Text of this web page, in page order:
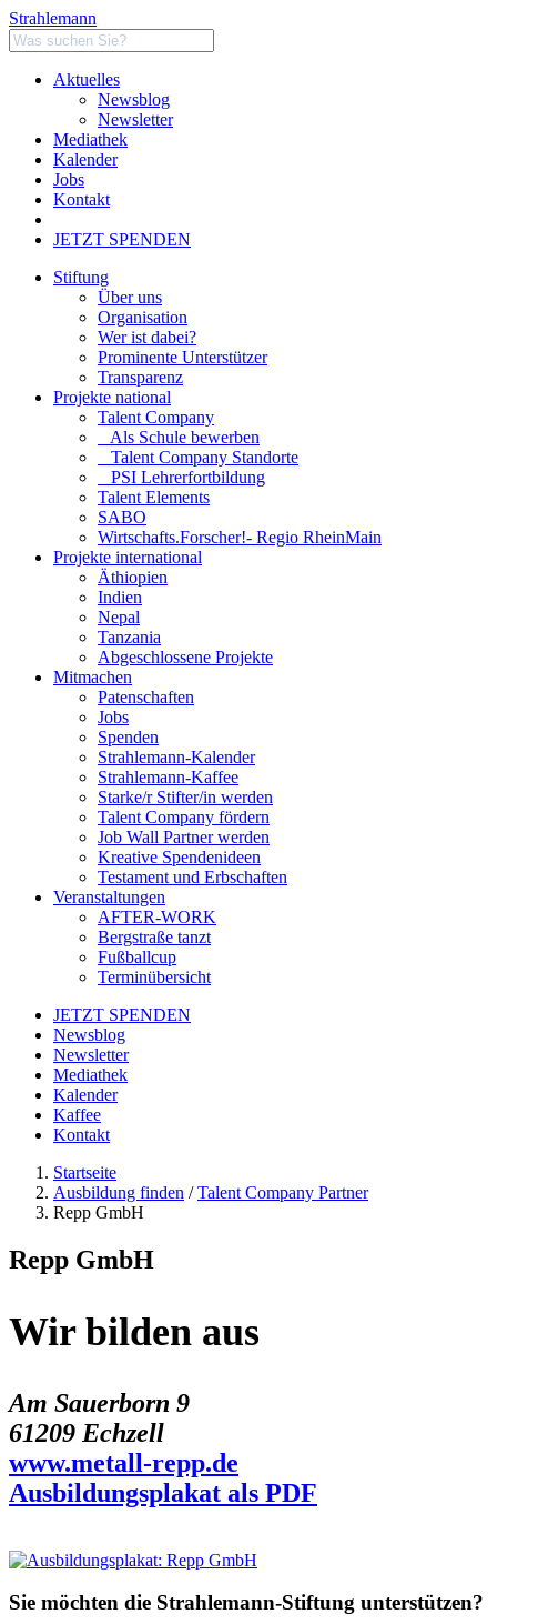
Strahlemann
Aktuelles
Newsblog
Newsletter
Mediathek
Kalender
Jobs
Kontakt
JETZT SPENDEN
Stiftung
Über uns
Organisation
Wer ist dabei?
Prominente Unterstützer
Transparenz
Projekte national
Talent Company
Als Schule bewerben
Talent Company Standorte
PSI Lehrerfortbildung
Talent Elements
SABO
Wirtschafts.Forscher!- Regio RheinMain
Projekte international
Äthiopien
Indien
Nepal
Tanzania
Abgeschlossene Projekte
Mitmachen
Patenschaften
Jobs
Spenden
Strahlemann-Kalender
Strahlemann-Kaffee
Starke/r Stifter/in werden
Talent Company fördern
Job Wall Partner werden
Kreative Spendenideen
Testament und Erbschaften
Veranstaltungen
AFTER-WORK
Bergstraße tanzt
Fußballcup
Terminübersicht
JETZT SPENDEN
Newsblog
Newsletter
Mediathek
Kalender
Kaffee
Kontakt
Startseite
Ausbildung finden /Talent Company Partner
Repp GmbH
Repp GmbH
Wir bilden aus
Am Sauerborn 9
61209 Echzell
www.metall-repp.de
Ausbildungsplakat als PDF
Sie möchten die Strahlemann-Stiftung unterstützen?